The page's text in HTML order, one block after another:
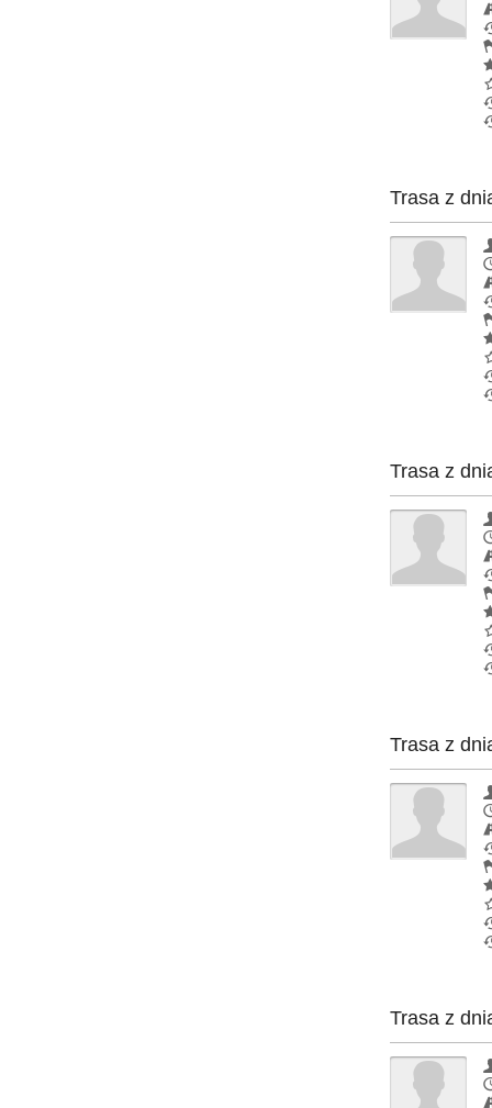
Trasa z
Trasa z
Trasa z
Trasa z